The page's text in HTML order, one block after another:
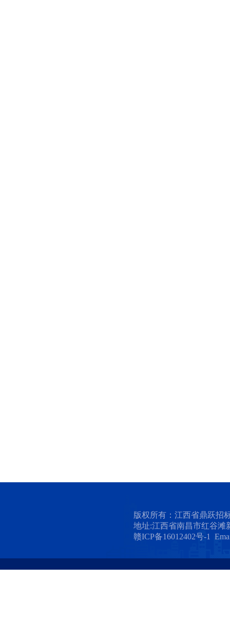
版权所有：江西省鼎跃招
地址:江西省南昌市红谷滩
赣ICP备16012402号-1